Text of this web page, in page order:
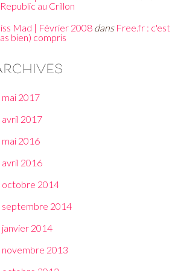
au Crillon
Mad | Février 2008 dans Free.fr :
bien) compris
mai 2017
avril 2017
mai 2016
avril 2016
octobre 2014
septembre 2014
janvier 2014
novembre 2013